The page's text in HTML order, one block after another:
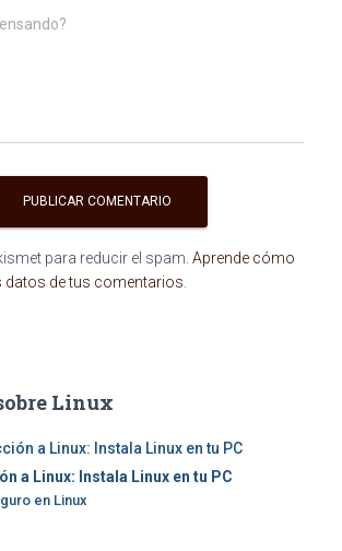
para reducir el spam. Aprende cómo
datos de tus comentarios
Linux
a Linux: Instala Linux en tu PC
en Linux